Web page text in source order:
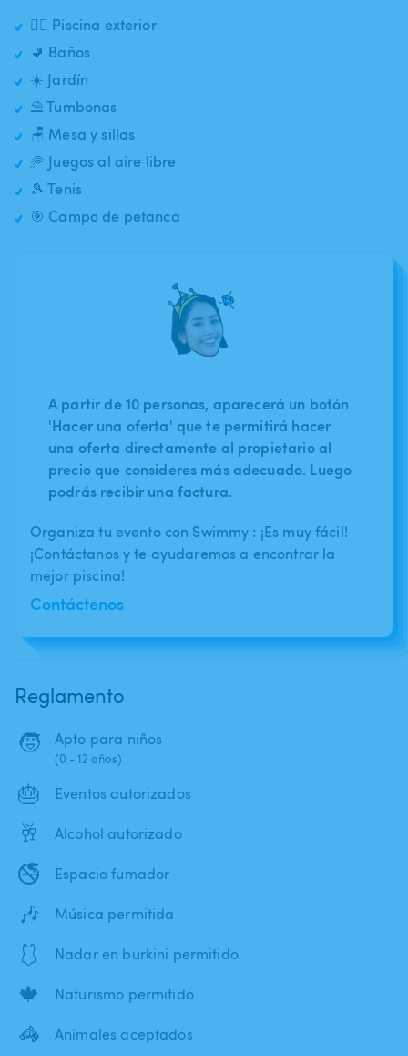
🏊‍♂️ Piscina exterior
🚽 Baños
☀️ Jardín
⛱️ Tumbonas
🪑 Mesa y sillas
🥏 Juegos al aire libre
🎾 Tenis
🎯 Campo de petanca
A partir de 10 personas, aparecerá un botón
'Hacer una oferta' que te permitirá hacer
una oferta directamente al propietario al
precio que consideres más adecuado. Luego
podrás recibir una factura.
Organiza tu evento con Swimmy : ¡Es muy fácil!
¡Contáctanos y te ayudaremos a encontrar la
mejor piscina!
Contáctenos
Reglamento
🧒 Apto para niños
(0 - 12 años)
🎂 Eventos autorizados
🥂 Alcohol autorizado
🚭 Espacio fumador
🎶 Música permitida
🩱 Nadar en burkini permitido
🍁 Naturismo permitido
🦓 Animales aceptados